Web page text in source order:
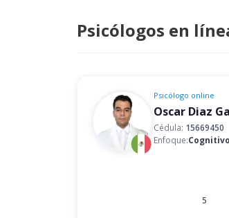
Psicólogos en
Psicólogo online
Oscar Diaz
Cédula: 15669450
Enfoque:
5